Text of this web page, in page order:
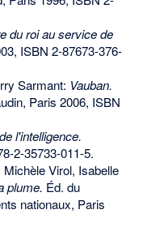
du roi au service de
ISBN 2-87673-376-
Sarmant: Vauban.
Paris 2006, ISBN
l'intelligence.
2-35733-011-5.
Michèle Virol, Isabelle
plume. Éd. du
nationaux, Paris